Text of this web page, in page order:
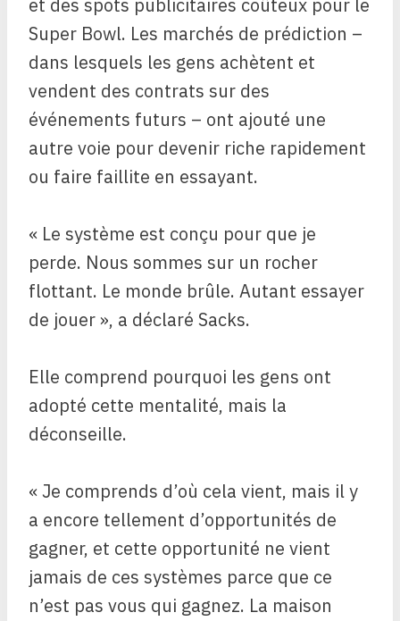
et des spots publicitaires coûteux pour le
Super Bowl. Les marchés de prédiction –
dans lesquels les gens achètent et
vendent des contrats sur des
événements futurs – ont ajouté une
autre voie pour devenir riche rapidement
ou faire faillite en essayant.
« Le système est conçu pour que je
perde. Nous sommes sur un rocher
flottant. Le monde brûle. Autant essayer
de jouer », a déclaré Sacks.
Elle comprend pourquoi les gens ont
adopté cette mentalité, mais la
déconseille.
« Je comprends d’où cela vient, mais il y
a encore tellement d’opportunités de
gagner, et cette opportunité ne vient
jamais de ces systèmes parce que ce
n’est pas vous qui gagnez. La maison